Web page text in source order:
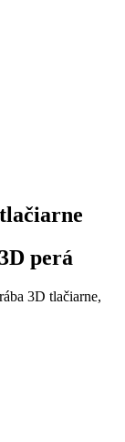
perá
3D tlačiarne,